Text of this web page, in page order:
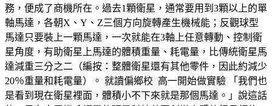
務，便成了商機所在。過去1顆衛星，通常要用到3顆以上的單
軸馬達，各朝X、Y、Z三個方向旋轉產生機械能；反觀球型
馬達只要裝上一顆馬達，一次就能在3軸上任意轉動、控制衛
星角度，有助衛星上馬達的體積重量、耗電量，比傳統衛星馬
達減重三分之二（編按：整體衛星還有其他零件，因此約減少
20％重量和耗電量）。 就讀偏鄉校 高一開始做實驗 「我們也
是看到現在衛星裡面，體積小不下來就是那個馬達。」說這話